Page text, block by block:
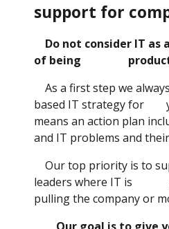
support for
Do not consider IT as
of being
As a first step we
based IT strategy for
means an action plan
and IT problems and
Our top priority is to
leaders where IT is
pulling the company or